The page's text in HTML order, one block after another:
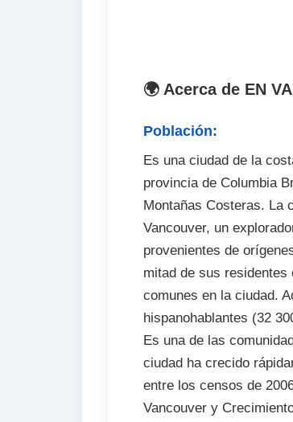
🌍 Acerca de EN
Población:
Es una ciudad de la
provincia de Columbia
Montañas Costeras. La
Vancouver, un
provenientes de
mitad de sus
comunes en la ciudad.
hispanohablantes (32
Es una de las
ciudad ha crecido
entre los censos de
Vancouver y